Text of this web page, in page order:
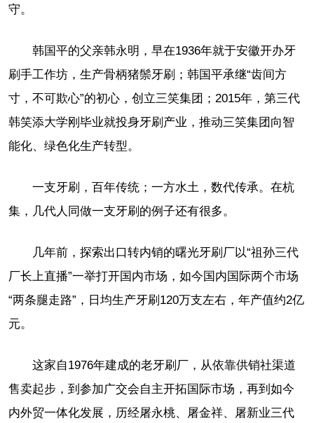
守。
韩国平的父亲韩永明，早在1936年就于安徽开办牙
刷手工作坊，生产骨柄猪鬃牙刷；韩国平承继“齿间方
寸，不可欺心”的初心，创立三笑集团；2015年，第三代
韩笑添大学刚毕业就投身牙刷产业，推动三笑集团向智
能化、绿色化生产转型。
一支牙刷，百年传统；一方水土，数代传承。在杭
集，几代人同做一支牙刷的例子还有很多。
几年前，探索出口转内销的曙光牙刷厂以“祖孙三代
厂长上直播”一举打开国内市场，如今国内国际两个市场
“两条腿走路”，日均生产牙刷120万支左右，年产值约2亿
元。
这家自1976年建成的老牙刷厂，从依靠供销社渠道
售卖起步，到参加广交会自主开拓国际市场，再到如今
内外贸一体化发展，历经屠永桃、屠金祥、屠新业三代